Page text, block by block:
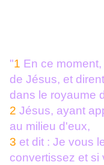
"1 En ce
de Jésus, et
dans le royaume
2 Jésus, ayant
au milieu d'eux,
3 et dit : Je vous
convertissez et si